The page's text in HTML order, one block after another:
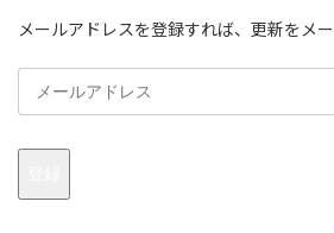
メールアドレスを登録すれば、更新をメー